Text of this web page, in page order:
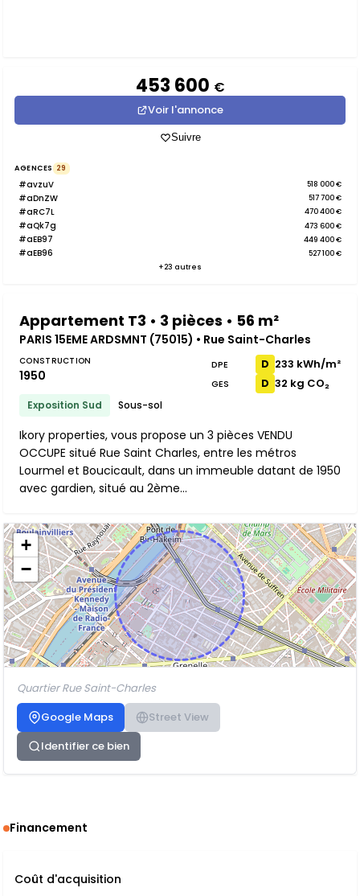
453 600 €
Voir l'annonce
Suivre
AGENCES 29
#avzuV 518 000 €
#aDnZW 517 700 €
#aRC7L 470 400 €
#aQk7g 473 600 €
#aEB97 449 400 €
#aEB96
527 100 €
+23 autres
Appartement T3 • 3 pièces • 56 m²
PARIS 15EME ARDSMNT (75015) • Rue Saint-Charles
CONSTRUCTION
1950
Exposition Sud Sous-sol
DPE D 233 kWh/m²
GES D 32 kg CO₂
Ikory properties, vous propose un 3 pièces VENDU
OCCUPE situé Rue Saint Charles, entre les métros
Lourmel et Boucicault, dans un immeuble datant de 1950
avec gardien, situé au 2ème...
+
−
Quartier Rue Saint-Charles
Google Maps
Street View
Identifier ce bien
Financement
Coût d'acquisition